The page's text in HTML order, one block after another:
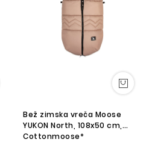
Bež zimska vreča Moose
YUKON North, 108x50 cm,
Cottonmoose*